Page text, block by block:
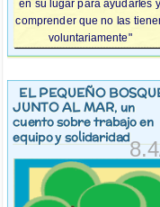
en su lugar para ayudarles y
comprender que no las
voluntariamente"
EL PEQUEÑO
JUNTO AL MAR, un
cuento sobre trabajo en
equipo y solidaridad
8.4